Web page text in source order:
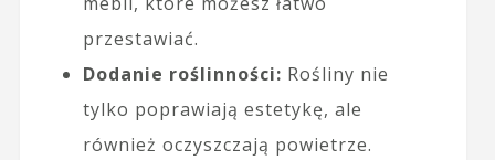
przestawiać.
Dodanie roślinności: Rośliny nie
tylko poprawiają estetykę, ale
również oczyszczają powietrze.